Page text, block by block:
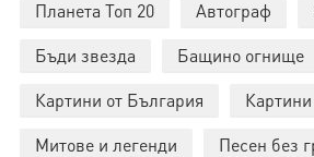
Планета Топ 20
Автограф
Бъди звезда
Бащино огнище
Картини от България
Картини
Митове и легенди
Песен без